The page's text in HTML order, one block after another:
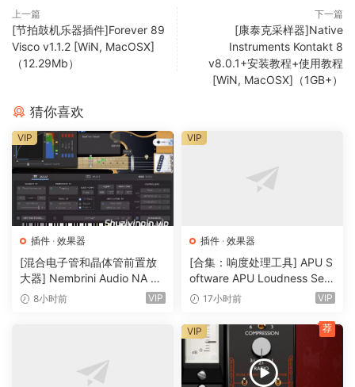
题；
修复了编辑元数据时组装窗口崩溃的问题；
Windows 上的安装程序现在使用用户的选择（如果存在）作为
VST3、AAX 路径的默认路径；
Windows 上的模块管理器现在使用安装阶段选择的插件路径作
为默认路径
原文介绍：
T-RackS 6 is the latest qeneratoin of IK’s acclaimed mixinq
and masterinq software. With innovative new modules,
improved capabilities, faster workflow and more effortless
guality, speed and ease-of-use to offer everythinq
musicians, producers and enqineers need to craft the
perfect track.
上一篇
[节拍鼓机乐器插件]Forever 89
Visco v1.1.2 [WiN, MacOSX]
（12.29Mb）
下一篇
[康泰克采样器]Native
Instruments Kontakt 8
v8.0.1+安装教程+使用教程
[WiN, MacOSX]（1GB+）
猜你喜欢
插件 · 效果器
[混合电子管和晶体管前置放
大器] Nembrini Audio NA Ba
ss 3500 v1.0.0 Incl Keygen-
8小时前 VIP
VIP
插件 · 效果器
[合集：响度处理工具] APU S
oftware APU Loudness Seri
es v5.7.0 Incl Keygen-R2R
17小时前 VIP
VIP
VIP 荐